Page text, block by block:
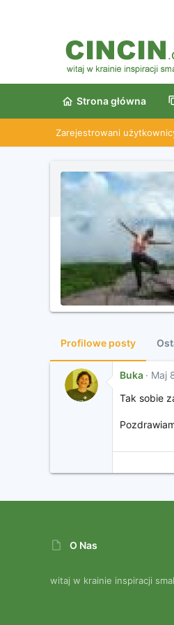
Strona główna
Zarejestrowani
Profilowe posty
Buka
Maj
Tak sobie
O Nas
witaj w krainie inspiracji